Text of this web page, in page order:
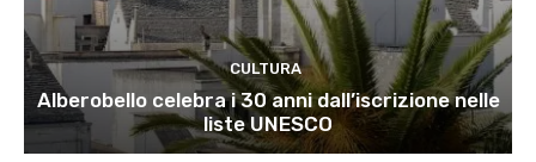
CULTURA
Alberobello celebra i 30 anni dall’iscrizione nelle
liste UNESCO